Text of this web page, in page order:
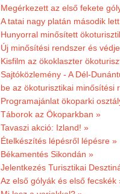
Megérkezett az első fekete
A tatai nagy platán második
Hunyorral minősített
Új minősítési rendszer és
Kisfilm az ökoklaszter
Sajtóközlemény - A Dél-
be az ökoturisztikai minősítési
Programajánlat ökoparki
Táborok az Ökoparkban »
Tavaszi akció: Izland! »
Ételkészítés lépésről lépésre »
Békamentés Sikondán »
Jelentkezés Turisztikai
Az első gólyák és első fecskék